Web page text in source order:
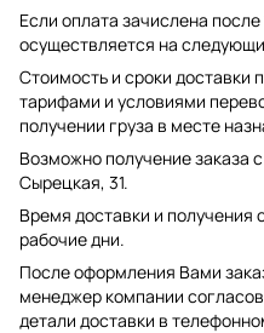
Если оплата зачислена
осуществляется на
Стоимость и сроки доставки
тарифами и условиями
получении груза в месте
Возможно получение заказа
Сырецкая, 31.
Время доставки и получения
рабочие дни.
После оформления Вами
менеджер компании
детали доставки в